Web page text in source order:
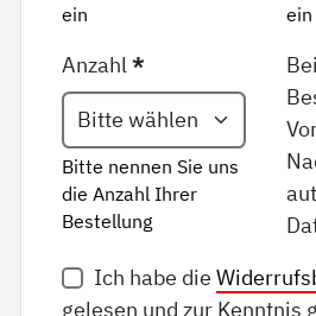
ein
ein
Anzahl*
Bitte nennen Sie uns
die Anzahl Ihrer
Bestellung
Ich habe die
gelesen und zur Kenntnis